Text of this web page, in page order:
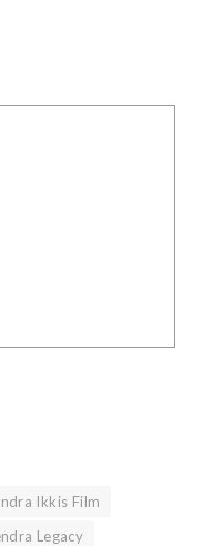
Ikkis Film
Legacy